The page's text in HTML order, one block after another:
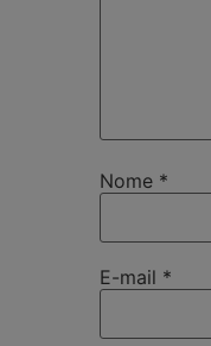
Nome *
E-mail *